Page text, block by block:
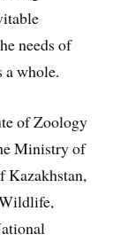
needs of
a whole.
of Zoology
Ministry of
Kazakhstan,